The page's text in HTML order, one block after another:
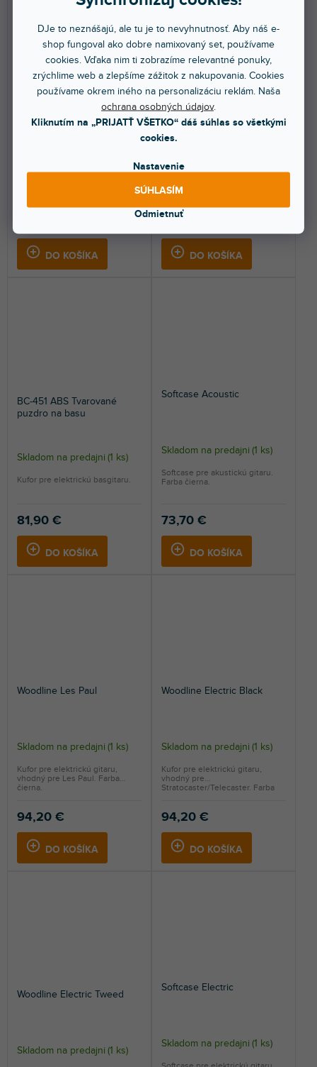
DJe to neznášajú, ale tu je to nevyhnutnosť. Aby náš e-
shop fungoval ako dobre namixovaný set, používame
cookies. Vďaka nim ti zobrazíme relevantné ponuky,
zrýchlime web a zlepšíme zážitok z nakupovania. Cookies
používame okrem iného na personalizáciu reklám. Naša
ochrana osobných údajov.
Kliknutím na „PRIJATŤ VŠETKO“ dáš súhlas so všetkými
cookies.
Nastavenie
Odmietnuť
SÚHLASÍM
DO KOŠÍKA
Woodline Electric Brown
DO KOŠÍKA
Kufor pre elektrickú gitaru z
päťvrstvovej preglejky.
BC-451 ABS Tvarované
puzdro na basu
Skladom na predajni (1 ks)
81,90 €
DO KOŠÍKA
Kufor pre elektrickú basgitaru.
Softcase Acoustic
Skladom na predajni (1 ks)
73,70 €
DO KOŠÍKA
Softcase pre akustickú gitaru.
Farba čierna.
Woodline Les Paul
Skladom na predajni (1 ks)
94,20 €
DO KOŠÍKA
Kufor pre elektrickú gitaru,
vhodný pre Les Paul. Farba
čierna.
Woodline Electric Black
Skladom na predajni (1 ks)
94,20 €
DO KOŠÍKA
Kufor pre elektrickú gitaru,
vhodný pre
Stratocaster/Telecaster. Farba
Woodline Electric Tweed
Skladom na predajni (1 ks)
Softcase Electric
Skladom na predajni (1 ks)